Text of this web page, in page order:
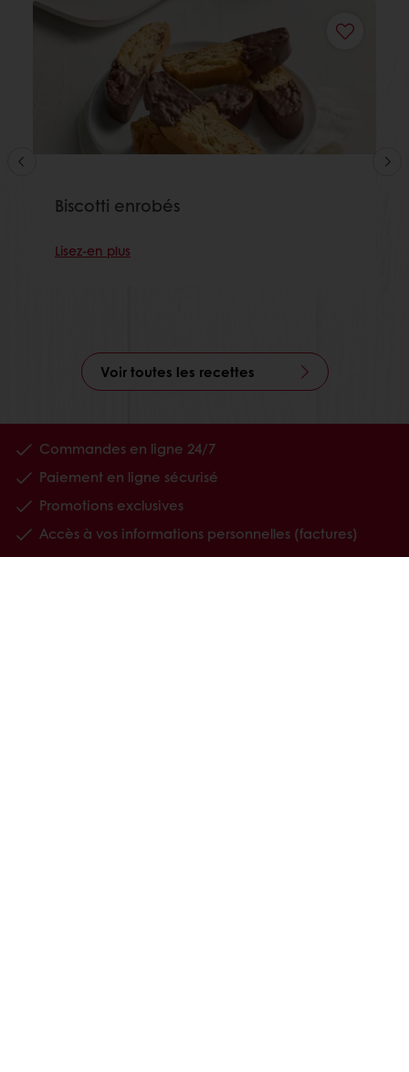
Biscotti enrobés
Lisez-en plus
Voir toutes les recettes
Commandes en ligne 24/7
Paiement en ligne sécurisé
Promotions exclusives
Accès à vos informations personnelles (factures)